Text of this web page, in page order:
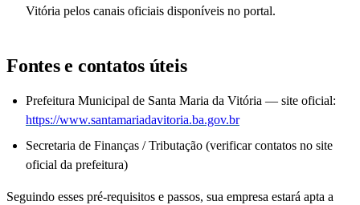
Vitória pelos canais oficiais disponíveis no portal.
Fontes e contatos úteis
Prefeitura Municipal de Santa Maria da Vitória — site oficial:
https://www.santamariadavitoria.ba.gov.br
Secretaria de Finanças / Tributação (verificar contatos no site
oficial da prefeitura)
Seguindo esses pré-requisitos e passos, sua empresa estará apta a